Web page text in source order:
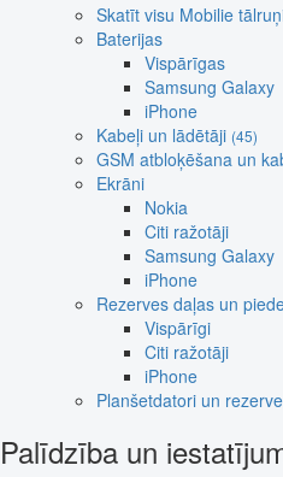
Skatīt visu Mobilie
Baterijas
Vispārīgas
Samsung Galaxy
iPhone
Kabeļi un lādētāji (45)
GSM atbloķēšana un
Ekrāni
Nokia
Citi ražotāji
Samsung Galaxy
iPhone
Rezerves daļas un
Vispārīgi
Citi ražotāji
iPhone
Planšetdatori un
Palīdzība un